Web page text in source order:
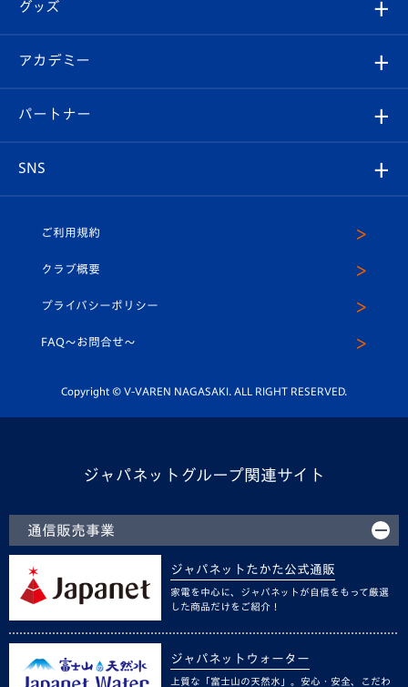
チケット
イベント
メディア
ホームタウン
スタッフプロフィール
マスコット紹介
平和祈念活動
ホームタウン活動
Revive Team
ヴィヴィくんの長崎おもてなしガイド
フォトギャラリー
スタジアムグルメ
V-LOVERS（ファンクラブ）
プレイヤーズスイート
グッズ
オンラインショップ
店舗情報
アカデミー
育成からのお知らせ
U-18
スクール
パートナー
SNS
ヴィヴィくんインスタグラム
公式LINE＠
ご利用規約
クラブ概要
プライバシーポリシー
FAQ〜お問合せ〜
Copyright © V-VAREN NAGASAKI. ALL RIGHT RESERVED.
ジャパネットグループ関連サイト
通信販売事業
ジャパネットたかた公式通販
家電を中心に、ジャパネットが自信をもって厳選
した商品だけをご紹介！
ジャパネットウォーター
上質な「富士山の天然水」。安心・安全、こだわ